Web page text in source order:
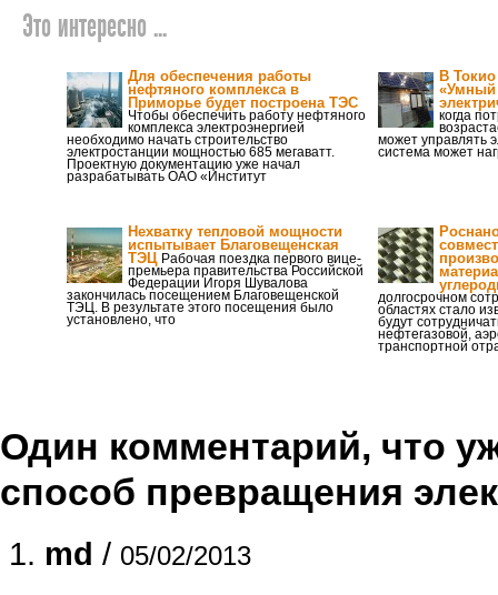
Это интересно ...
Для обеспечения работы
нефтяного комплекса в
Приморье будет построена ТЭС
Чтобы обеспечить работу нефтяного
комплекса электроэнергией
необходимо начать строительство
электростанции мощностью 685 мегаватт.
Проектную документацию уже начал
разрабатывать ОАО «Институт
В
«Умный
когда
может управлять
система может
Нехватку тепловой мощности
испытывает Благовещенская
ТЭЦ Рабочая поездка первого вице-
премьера правительства Российской
Федерации Игоря Шувалова
закончилась посещением Благовещенской
ТЭЦ. В результате этого посещения было
установлено, что
долгосрочном
областях стало
будут
нефтегазовой,
транспортной
Один комментарий, что
способ превращения
md / 05/02/2013